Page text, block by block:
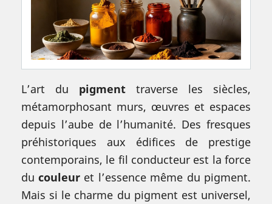
L’art du pigment traverse les siècles,
métamorphosant murs, œuvres et espaces
depuis l’aube de l’humanité. Des fresques
préhistoriques aux édifices de prestige
contemporains, le fil conducteur est la force
du couleur et l’essence même du pigment.
Mais si le charme du pigment est universel,